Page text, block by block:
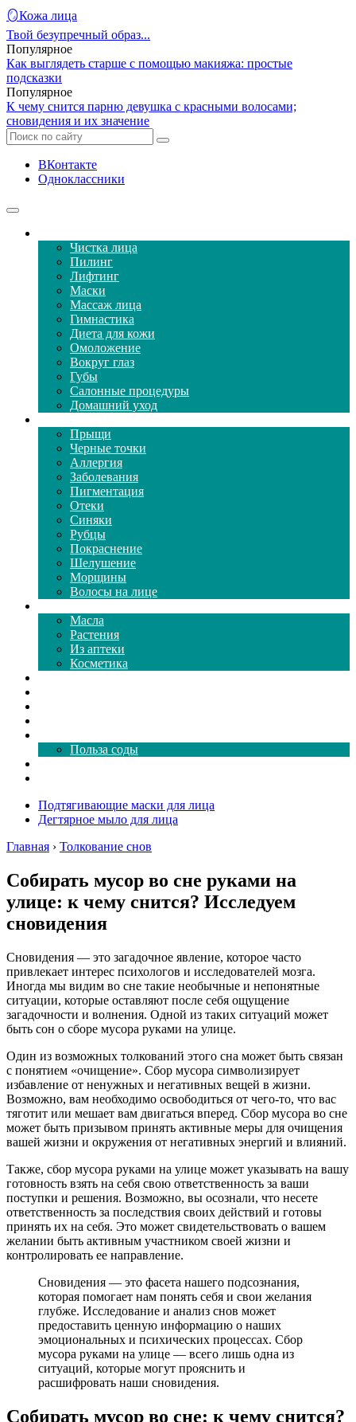
🪞Кожа лица
Твой безупречный образ...
Популярное
Как выглядеть старше с помощью макияжа: простые
подсказки
Популярное
К чему снится парню девушка с красными волосами;
сновидения и их значение
ВКонтакте
Одноклассники
Чистка лица
Пилинг
Лифтинг
Маски
Массаж лица
Гимнастика
Диета для кожи
Омоложение
Вокруг глаз
Губы
Салонные процедуры
Домашний уход
Прыщи
Черные точки
Аллергия
Заболевания
Пигментация
Отеки
Синяки
Рубцы
Покраснение
Шелушение
Морщины
Волосы на лице
Масла
Растения
Из аптеки
Косметика
Польза соды
Подтягивающие маски для лица
Дегтярное мыло для лица
Главная › Толкование снов
Собирать мусор во сне руками на
улице: к чему снится? Исследуем
сновидения
Сновидения — это загадочное явление, которое часто
привлекает интерес психологов и исследователей мозга.
Иногда мы видим во сне такие необычные и непонятные
ситуации, которые оставляют после себя ощущение
загадочности и волнения. Одной из таких ситуаций может
быть сон о сборе мусора руками на улице.
Один из возможных толкований этого сна может быть связан
с понятием «очищение». Сбор мусора символизирует
избавление от ненужных и негативных вещей в жизни.
Возможно, вам необходимо освободиться от чего-то, что вас
тяготит или мешает вам двигаться вперед. Сбор мусора во сне
может быть призывом принять активные меры для очищения
вашей жизни и окружения от негативных энергий и влияний.
Также, сбор мусора руками на улице может указывать на вашу
готовность взять на себя свою ответственность за ваши
поступки и решения. Возможно, вы осознали, что несете
ответственность за последствия своих действий и готовы
принять их на себя. Это может свидетельствовать о вашем
желании быть активным участником своей жизни и
контролировать ее направление.
Сновидения — это фасета нашего подсознания,
которая помогает нам понять себя и свои желания
глубже. Исследование и анализ снов может
предоставить ценную информацию о наших
эмоциональных и психических процессах. Сбор
мусора руками на улице — всего лишь одна из
ситуаций, которые могут прояснить и
расшифровать наши сновидения.
Собирать мусор во сне: к чему снится?